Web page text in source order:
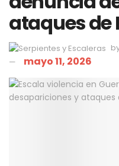
ataques de
mayo 11, 2026